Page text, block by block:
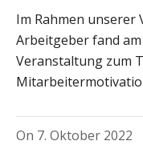
Im Rahmen
Arbeitgeber fand
Veranstaltung zum
On 7. Oktober 2022